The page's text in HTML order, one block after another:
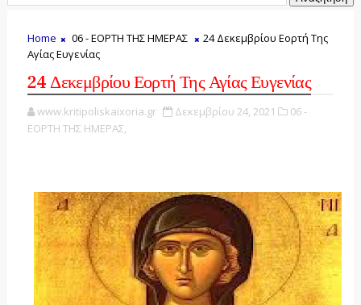
Home 06 - ΕΟΡΤΗ ΤΗΣ ΗΜΕΡΑΣ
24 Δεκεμβρίου Εορτή Της
Αγίας Ευγενίας
24 Δεκεμβρίου Εορτή Της Αγίας Ευγενίας
www.kritipoliskaixoria.gr Δεκεμβρίου 24, 2021
06 -
ΕΟΡΤΗ ΤΗΣ ΗΜΕΡΑΣ,